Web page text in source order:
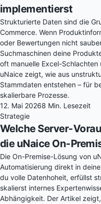
implementierst
Strukturierte Daten sind die
Commerce. Wenn
oder Bewertungen nicht
Suchmaschinen deine
oft manuelle Excel-
uNaice zeigt, wie aus
Stammdaten entstehen – für
skalierbare Prozesse.
12. Mai 20268 Min. Lesezeit
Strategie
Welche Server-
die uNaice On-
Die On-Premise-Lösung von
Automatisierung direkt in
du volle Datenhoheit, erfüllst
skalierst internes
Abhängigkeit. Der Artikel